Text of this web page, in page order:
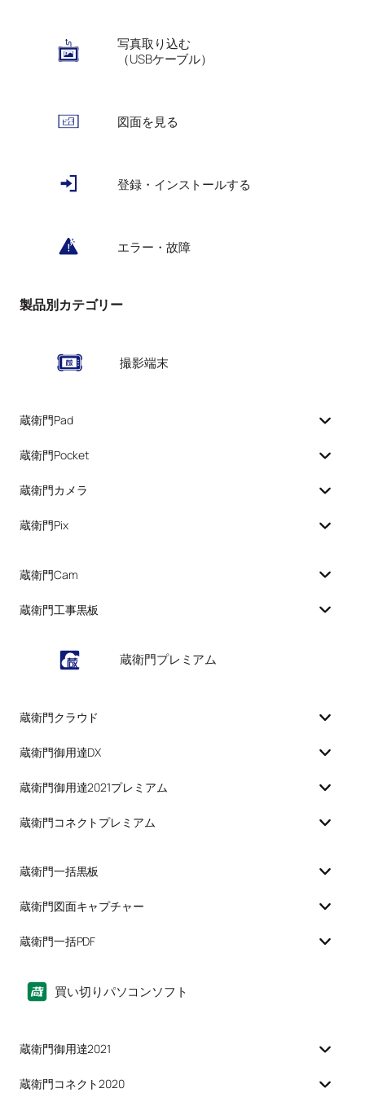
写真取り込む
（USBケーブル）
図面を見る
登録・インストールする
エラー・故障
製品別カテゴリー
撮影端末
蔵衛門Pad
蔵衛門Pocket
蔵衛門カメラ
蔵衛門Pix
蔵衛門Cam
蔵衛門工事黒板
蔵衛門プレミアム
蔵衛門クラウド
蔵衛門御用達DX
蔵衛門御用達2021プレミアム
蔵衛門コネクトプレミアム
蔵衛門一括黒板
蔵衛門図面キャプチャー
蔵衛門一括PDF
買い切りパソコンソフト
蔵衛門御用達2021
蔵衛門コネクト2020